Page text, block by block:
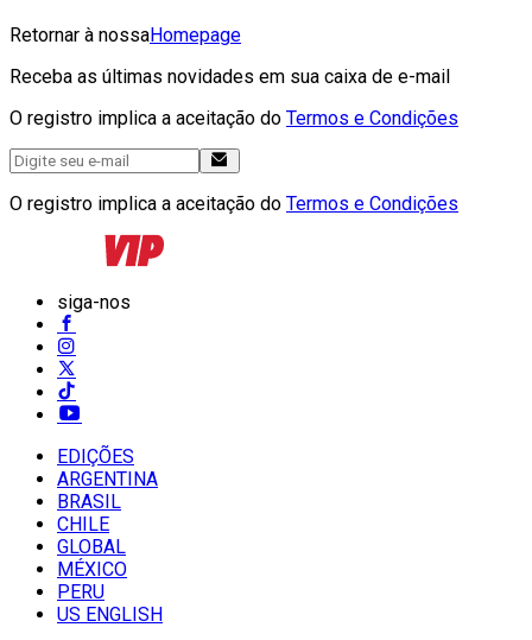
Retornar à nossaHomepage
Receba as últimas novidades em sua caixa de e-mail
O registro implica a aceitação do Termos e Condições
O registro implica a aceitação do Termos e Condições
siga-nos
EDIÇÕES
ARGENTINA
BRASIL
CHILE
GLOBAL
MÉXICO
PERU
US ENGLISH